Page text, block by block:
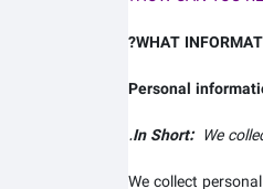
Personal
In Short: We
We collect